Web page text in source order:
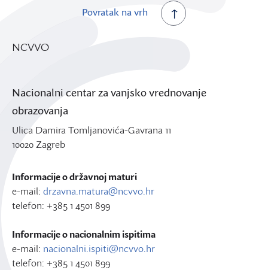
Povratak na vrh
NCVVO
Nacionalni centar za vanjsko vrednovanje
obrazovanja
Ulica Damira Tomljanovića-Gavrana 11
10020 Zagreb
Informacije o državnoj maturi
e-mail: drzavna.matura@ncvvo.hr
telefon: +385 1 4501 899
Informacije o nacionalnim ispitima
e-mail: nacionalni.ispiti@ncvvo.hr
telefon: +385 1 4501 899